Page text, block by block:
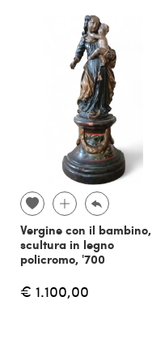
Vergine con il bambino,
scultura in legno
policromo, '700
€ 1.100,00